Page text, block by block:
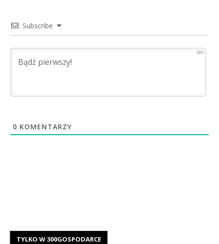
Subscribe
500
0 KOMENTARZY
TYLKO W 300GOSPODARCE